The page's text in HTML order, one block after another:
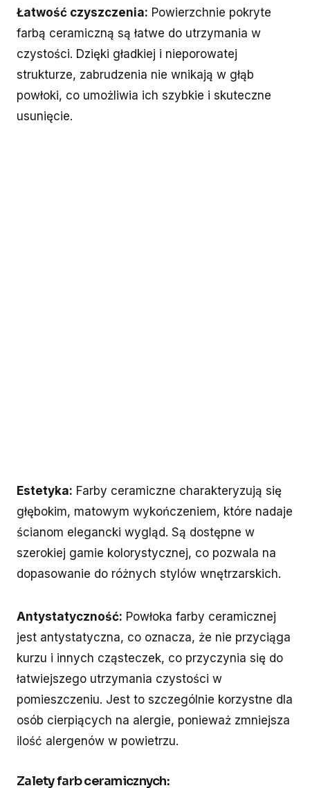
Łatwość czyszczenia: Powierzchnie pokryte
farbą ceramiczną są łatwe do utrzymania w
czystości. Dzięki gładkiej i nieporowatej
strukturze, zabrudzenia nie wnikają w głąb
powłoki, co umożliwia ich szybkie i skuteczne
usunięcie.
Estetyka: Farby ceramiczne charakteryzują się
głębokim, matowym wykończeniem, które nadaje
ścianom elegancki wygląd. Są dostępne w
szerokiej gamie kolorystycznej, co pozwala na
dopasowanie do różnych stylów wnętrzarskich.
Antystatyczność: Powłoka farby ceramicznej
jest antystatyczna, co oznacza, że nie przyciąga
kurzu i innych cząsteczek, co przyczynia się do
łatwiejszego utrzymania czystości w
pomieszczeniu. Jest to szczególnie korzystne dla
osób cierpiących na alergie, ponieważ zmniejsza
ilość alergenów w powietrzu.
Zalety farb ceramicznych: